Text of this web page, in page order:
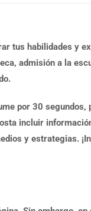
tus habilidades y
admisión a la
por 30 segundos,
incluir
y estrategias.